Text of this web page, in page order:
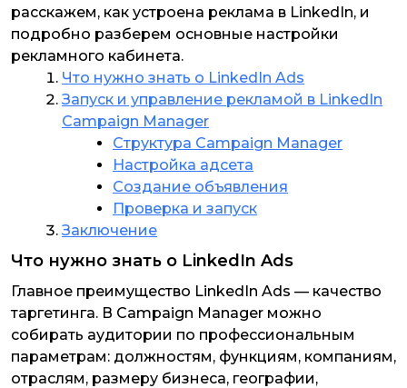
расскажем, как устроена реклама в LinkedIn, и
подробно разберем основные настройки
рекламного кабинета.
Что нужно знать о LinkedIn Ads
Запуск и управление рекламой в LinkedIn
Campaign Manager
Структура Campaign Manager
Настройка адсета
Создание объявления
Проверка и запуск
Заключение
Что нужно знать о LinkedIn Ads
Главное преимущество LinkedIn Ads — качество
таргетинга. В Campaign Manager можно
собирать аудитории по профессиональным
параметрам: должностям, функциям, компаниям,
отраслям, размеру бизнеса, географии,